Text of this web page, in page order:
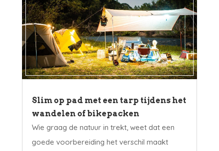
Slim op pad met een tarp tijdens het
wandelen of bikepacken
Wie graag de natuur in trekt, weet dat een
goede voorbereiding het verschil maakt